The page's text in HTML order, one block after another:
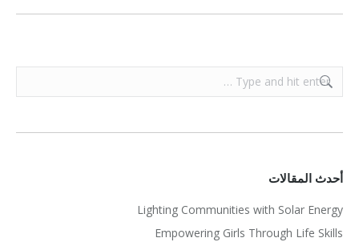
Search:
أحدث المقالات
Lighting Communities with Solar Energy
Empowering Girls Through Life Skills